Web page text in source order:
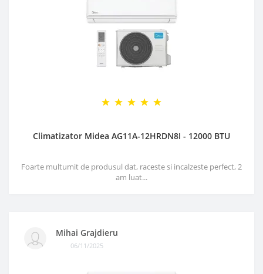
Climatizator Midea AG11A-12HRDN8I - 12000 BTU
Foarte multumit de produsul dat, raceste si incalzeste perfect, 2
am luat...
Mihai Grajdieru
06/11/2025